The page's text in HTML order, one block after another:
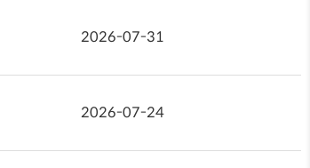
2026-07-31
2026-07-24